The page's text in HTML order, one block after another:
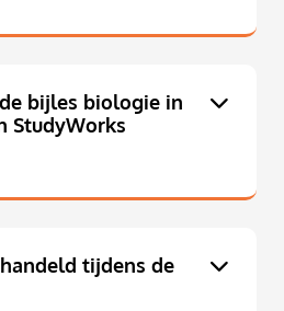
bijles biologie in
StudyWorks
tijdens de